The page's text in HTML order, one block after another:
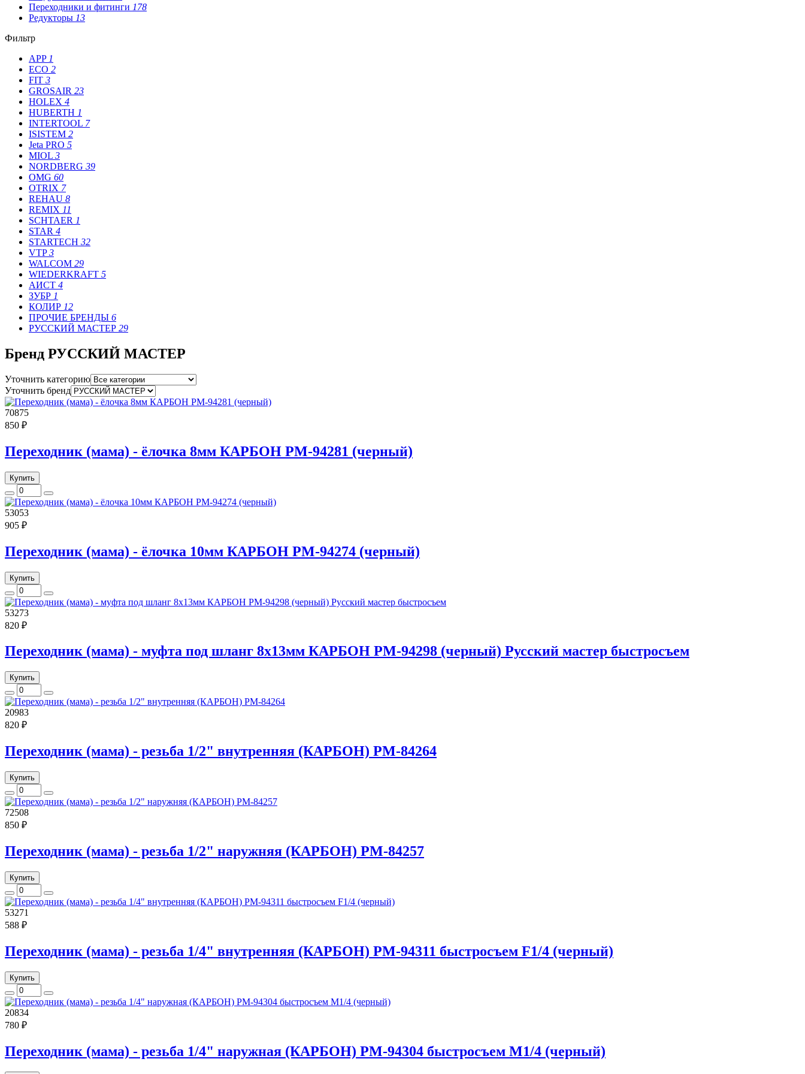
Переходники и фитинги 178
Редукторы 13
Фильтр
APP 1
ECO 2
FIT 3
GROSAIR 23
HOLEX 4
HUBERTH 1
INTERTOOL 7
ISISTEM 2
Jeta PRO 5
MIOL 3
NORDBERG 39
OMG 60
OTRIX 7
REHAU 8
REMIX 11
SCHTAER 1
STAR 4
STARTECH 32
VTP3
WALCOM 29
WIEDERKRAFT 5
АИСТ 4
ЗУБР 1
КОЛИР 12
ПРОЧИЕ БРЕНДЫ 6
РУССКИЙ МАСТЕР 29
Бренд РУССКИЙ МАСТЕР
Уточнить категорию
Уточнить бренд
70875
850 ₽
Переходник (мама) - ёлочка 8мм КАРБОН РМ-94281 (черный)
Купить
53053
905 ₽
Переходник (мама) - ёлочка 10мм КАРБОН РМ-94274 (черный)
Купить
53273
820 ₽
Переходник (мама) - муфта под шланг 8х13мм КАРБОН РМ-94298 (черный) Русский мастер быстросъем
Купить
20983
820 ₽
Переходник (мама) - резьба 1/2" внутренняя (КАРБОН) РМ-84264
Купить
72508
850 ₽
Переходник (мама) - резьба 1/2" наружняя (КАРБОН) РМ-84257
Купить
53271
588 ₽
Переходник (мама) - резьба 1/4" внутренняя (КАРБОН) РМ-94311 быстросъем F1/4 (черный)
Купить
20834
780 ₽
Переходник (мама) - резьба 1/4" наружная (КАРБОН) РМ-94304 быстросъем M1/4 (черный)